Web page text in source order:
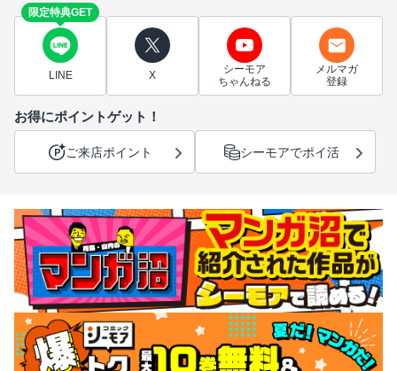
限定特典GET
LINE X
シーモア
ちゃんねる
メルマガ
登録
お得にポイントゲット！
ご来店ポイント シーモアでポイ活